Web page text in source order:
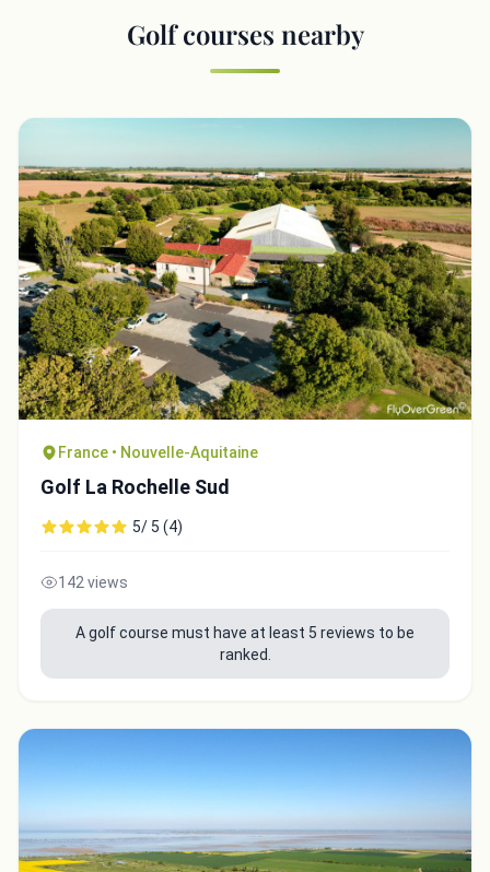
Golf courses nearby
France • Nouvelle-Aquitaine
Golf La Rochelle Sud
5/ 5 (4)
142 views
A golf course must have at least 5 reviews to be
ranked.